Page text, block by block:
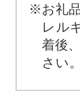
※お礼
レル
着後
さい。